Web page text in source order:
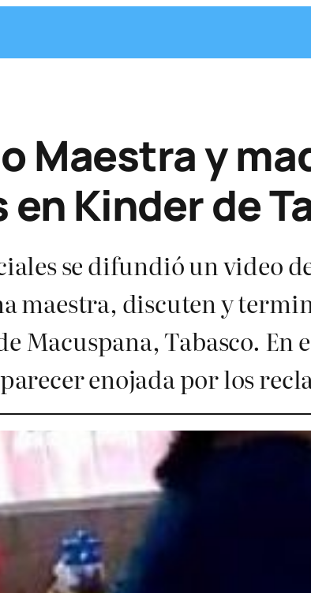
Maestra y
Kinder de
se difundió un video
maestra, discuten y
Macuspana, Tabasco. En
enojada por los